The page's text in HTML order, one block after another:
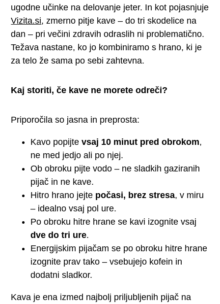
ugodne učinke na delovanje jeter. In kot pojasnjuje
Vizita.si, zmerno pitje kave – do tri skodelice na
dan – pri večini zdravih odraslih ni problematično.
Težava nastane, ko jo kombiniramo s hrano, ki je
za telo že sama po sebi zahtevna.
Kaj storiti, če kave ne morete odreči?
Priporočila so jasna in preprosta:
Kavo popijtevsaj 10 minut pred obrokom,
ne med jedjo ali po njej.
Ob obroku pijte vodo – ne sladkih gaziranih
pijač in ne kave.
Hitro hrano jejte počasi, brez stresa, v miru
– idealno vsaj pol ure.
Po obroku hitre hrane se kavi izognite vsaj
dve do tri ure.
Energijskim pijačam se po obroku hitre hrane
izognite prav tako – vsebujejo kofein in
dodatni sladkor.
Kava je ena izmed najbolj priljubljenih pijač na